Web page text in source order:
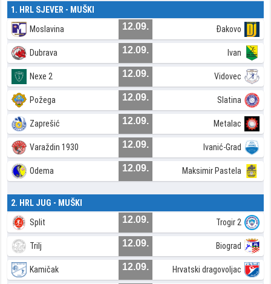
1. HRL SJEVER - MUŠKI
Moslavina 12.09. Đakovo
Dubrava 12.09. Ivan
Nexe 2 12.09. Vidovec
Požega 12.09. Slatina
Zaprešić 12.09. Metalac
Varaždin 1930 12.09. Ivanić-Grad
Odema 12.09. Maksimir Pastela
2. HRL JUG - MUŠKI
Split 12.09. Trogir 2
Trilj 12.09. Biograd
Kamičak 12.09. Hrvatski dragovoljac